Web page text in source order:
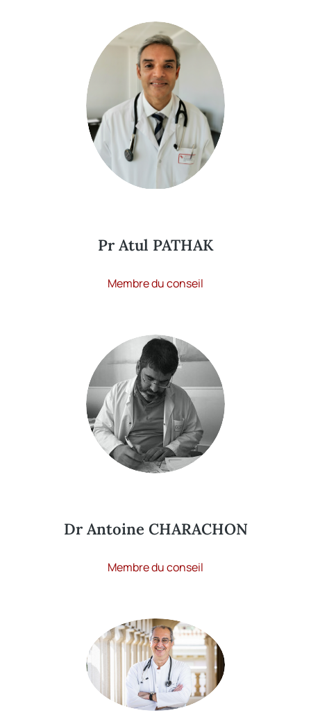
Pr Atul PATHAK
Membre du conseil
Dr Antoine CHARACHON
Membre du conseil